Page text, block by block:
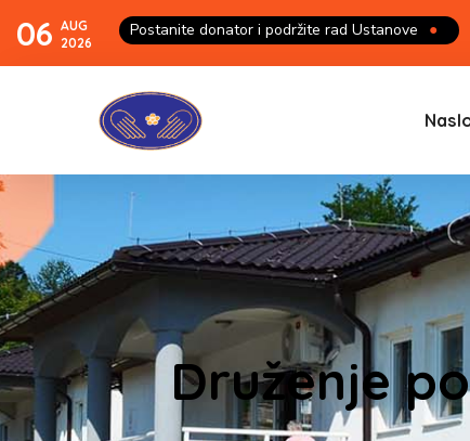
06 AUG
2026
Postanite donator i podržite rad Ustanove ●
Druženje